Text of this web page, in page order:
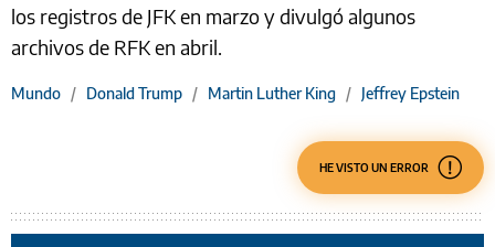
los registros de JFK en marzo y divulgó algunos
archivos de RFK en abril.
Mundo / Donald Trump / Martin Luther King / Jeffrey Epstein
HE VISTO UN ERROR